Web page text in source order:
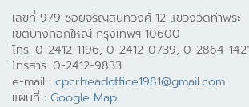
เลขที่ 979 ซอยจรัญสนิทวงศ์ 12 แขวงวัดท่าพระ
เขตบางกอกใหญ่ กรุงเทพฯ 10600
โทร. 0-2412-1196, 0-2412-0739, 0-2864-1421
โทรสาร. 0-2412-9833
e-mail : cpcrheadoffice1981@gmail.com
แผนที่ : Google Map